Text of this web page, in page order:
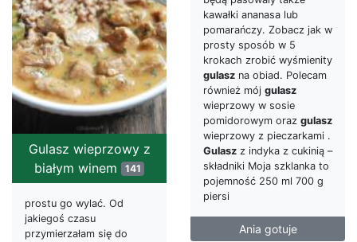
kawałki ananasa lub
pomarańczy. Zobacz jak w
prosty sposób w 5
krokach zrobić wyśmienity
gulasz na obiad. Polecam
również mój gulasz
wieprzowy w sosie
pomidorowym oraz gulasz
wieprzowy z pieczarkami .
Gulasz z indyka z cukinią –
składniki Moja szklanka to
pojemność 250 ml 700 g
piersi
Ania gotuje
Gulasz wieprzowy z
białym winem
141
prostu go wylać. Od
jakiegoś czasu
przymierzałam się do